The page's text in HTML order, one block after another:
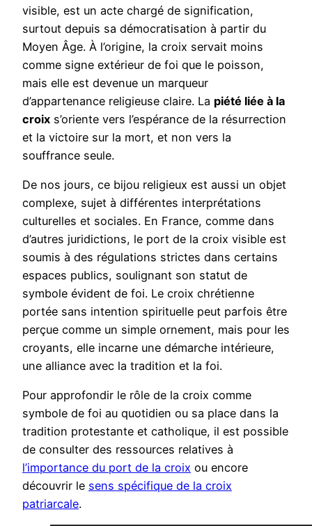
visible, est un acte chargé de signification,
surtout depuis sa démocratisation à partir du
Moyen Âge. À l’origine, la croix servait moins
comme signe extérieur de foi que le poisson,
mais elle est devenue un marqueur
d’appartenance religieuse claire. La piété liée à la
croix s’oriente vers l’espérance de la résurrection
et la victoire sur la mort, et non vers la
souffrance seule.
De nos jours, ce bijou religieux est aussi un objet
complexe, sujet à différentes interprétations
culturelles et sociales. En France, comme dans
d’autres juridictions, le port de la croix visible est
soumis à des régulations strictes dans certains
espaces publics, soulignant son statut de
symbole évident de foi. Le croix chrétienne
portée sans intention spirituelle peut parfois être
perçue comme un simple ornement, mais pour les
croyants, elle incarne une démarche intérieure,
une alliance avec la tradition et la foi.
Pour approfondir le rôle de la croix comme
symbole de foi au quotidien ou sa place dans la
tradition protestante et catholique, il est possible
de consulter des ressources relatives à
l’importance du port de la croix ou encore
découvrir le sens spécifique de la croix
patriarcale.